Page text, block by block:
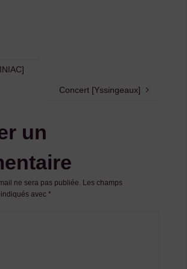
Concert [Yssingeaux]
un
ne sera pas publiée. Les champs
avec *